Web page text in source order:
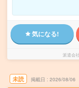
気になる!
派遣会社
未読 掲載日 2026/08/06